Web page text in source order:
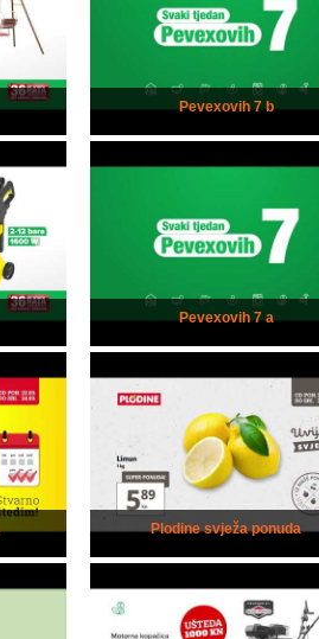
Pevexovih 7 b
Pevexovih 7 a
Plodine svježa ponuda